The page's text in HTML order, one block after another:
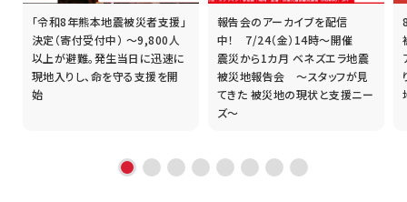
「令和8年熊本地震被災者支援」
決定（寄付受付中） ～9,800人
以上が避難。発生当日に迅速に
現地入りし、命を守る支援を開
始
報告会のアーカイブを配信
中！ 7/24（金）14時～開催
震災から1カ月 ベネズエラ地震
被災地報告会 ～スタッフが見
てきた 被災地の現状と支援ニー
ズ～